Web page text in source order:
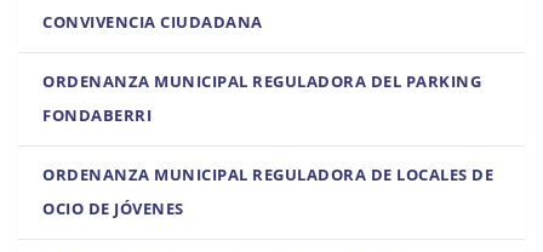
CONVIVENCIA CIUDADANA
ORDENANZA MUNICIPAL REGULADORA DEL PARKING
FONDABERRI
ORDENANZA MUNICIPAL REGULADORA DE LOCALES DE
OCIO DE JÓVENES